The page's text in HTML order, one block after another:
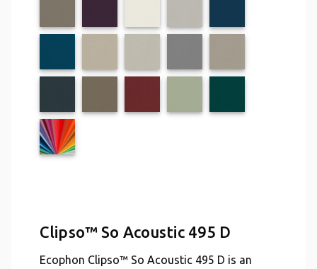
Clipso™ So Acoustic 495 D
Ecophon Clipso™ So Acoustic 495 D is an